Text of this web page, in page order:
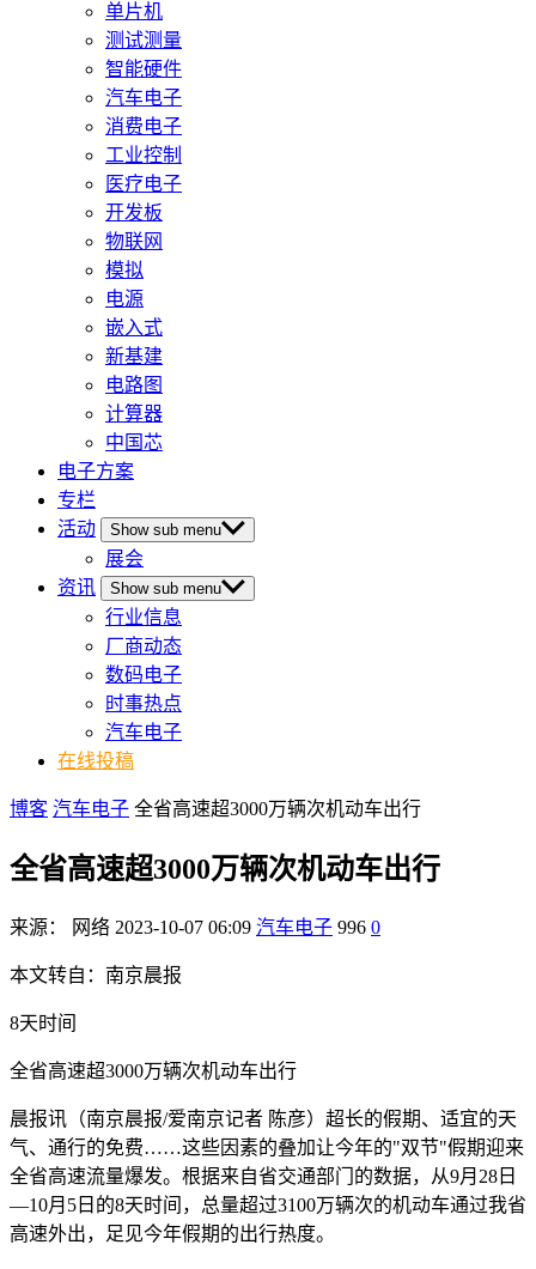
单片机
测试测量
智能硬件
汽车电子
消费电子
工业控制
医疗电子
开发板
物联网
模拟
电源
嵌入式
新基建
电路图
计算器
中国芯
电子方案
专栏
活动
Show sub menu
展会
资讯
Show sub menu
行业信息
厂商动态
数码电子
时事热点
汽车电子
在线投稿
博客 汽车电子 全省高速超3000万辆次机动车出行
全省高速超3000万辆次机动车出行
来源： 网络 2023-10-07 06:09 汽车电子 996 0
本文转自：南京晨报
8天时间
全省高速超3000万辆次机动车出行
晨报讯（南京晨报/爱南京记者 陈彦）超长的假期、适宜的天
气、通行的免费……这些因素的叠加让今年的"双节"假期迎来
全省高速流量爆发。根据来自省交通部门的数据，从9月28日
—10月5日的8天时间，总量超过3100万辆次的机动车通过我省
高速外出，足见今年假期的出行热度。